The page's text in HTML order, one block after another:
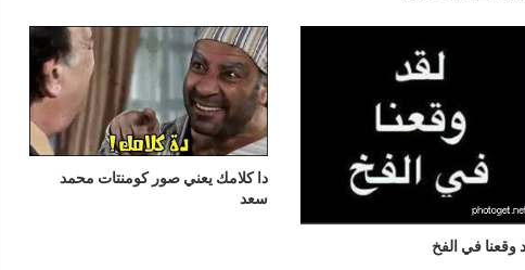
وقعنا في الفخ
دا كلامك يعني صور كومنتات محمد
سعد